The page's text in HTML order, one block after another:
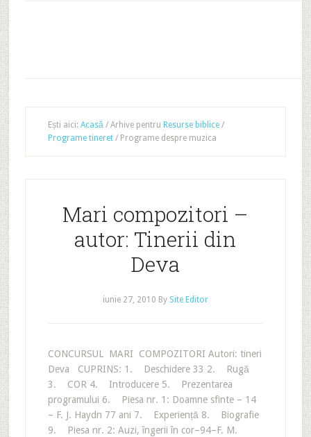
Ești aici: Acasă /Arhive pentru Resurse biblice /
Programe tineret /Programe despre muzica
Mari compozitori –
autor: Tinerii din
Deva
iunie 27, 2010 By Site Editor
CONCURSUL MARI COMPOZITORI Autori: tineri
Deva CUPRINS: 1. Deschidere 33 2. Rugă
3. COR 4. Introducere 5. Prezentarea
programului 6. Piesa nr. 1: Doamne sfinte – 14
– F. J. Haydn 77 ani 7. Experiență 8. Biografie
9. Piesa nr. 2: Auzi, îngerii în cor–94–F. M.